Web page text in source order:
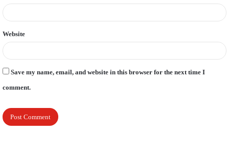
Website
Save my name, email, and website in this browser for the next time I
comment.